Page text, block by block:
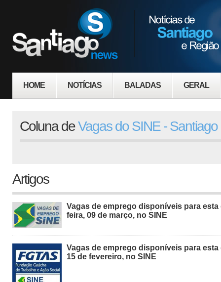
HOME NOTÍCIAS BALADAS GERAL
Coluna deVagas do SINE - Santiago
Artigos
Vagas de emprego disponíveis para esta
feira, 09 de março, no SINE
Vagas de emprego disponíveis para esta
15 de fevereiro, no SINE